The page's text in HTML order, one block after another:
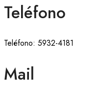
Teléfono
Teléfono: 5932-4181
Mail